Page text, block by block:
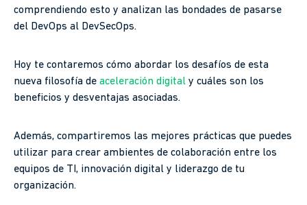
comprendiendo esto y analizan las bondades de pasarse
del DevOps al DevSecOps.
Hoy te contaremos cómo abordar los desafíos de esta
nueva filosofía de aceleración digital y cuáles son los
beneficios y desventajas asociadas.
Además, compartiremos las mejores prácticas que puedes
utilizar para crear ambientes de colaboración entre los
equipos de TI, innovación digital y liderazgo de tu
organización.